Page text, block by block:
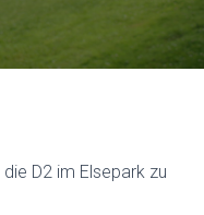
D2 im Elsepark zu